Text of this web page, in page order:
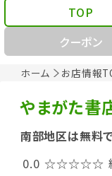
ホーム お店情報
TOP
クーポン
やまがた書
南部地区は無料
0.0 ☆☆☆☆☆